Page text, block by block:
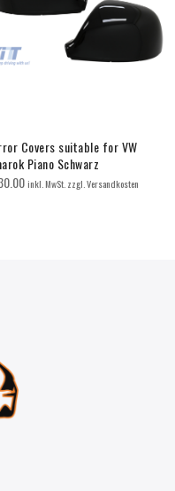
Covers suitable for VW
Piano Schwarz
inkl. MwSt. zzgl. Versandkosten